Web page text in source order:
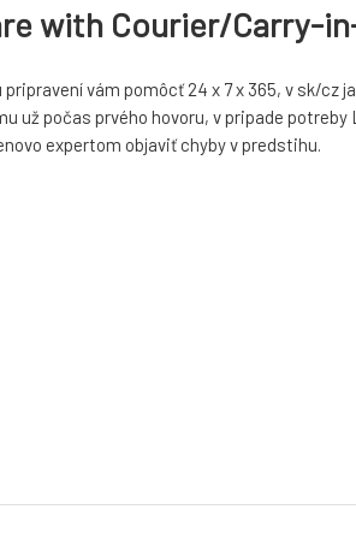
with Courier/
vám pomôcť 24 x 7 x 365, v sk/
už počas prvého hovoru, v pripade
expertom objaviť chyby v predstihu.